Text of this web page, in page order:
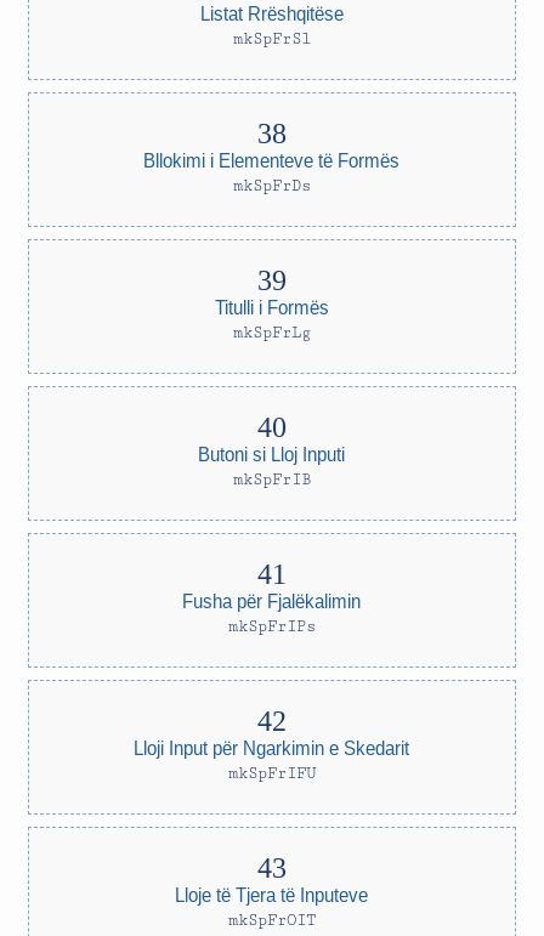
Listat Rrëshqitëse
mkSpFrSl
Bllokimi i Elementeve të Formës
mkSpFrDs
Titulli i Formës
mkSpFrLg
Butoni si Lloj Inputi
mkSpFrIB
Fusha për Fjalëkalimin
mkSpFrIPs
Lloji Input për Ngarkimin e Skedarit
mkSpFrIFU
Lloje të Tjera të Inputeve
mkSpFrOIT